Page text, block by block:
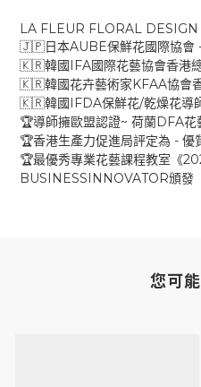
LA FLEUR FLORAL DESIGN
🇯🇵 日本AUBE保鮮花國際協會
🇰🇷韓國 IFA國際花藝協會香港
🇰🇷韓國花卉藝術家 KFAA協會
🇰🇷韓國 IFDA保鮮花/乾燥花導
🏆導師擁歐盟認證~ 荷蘭 DFA花
🏆香港生產力促進局評定為 - 優
🏆最優秀專業花藝課程教室《
BUSINESSINNOVATOR頒發
您可